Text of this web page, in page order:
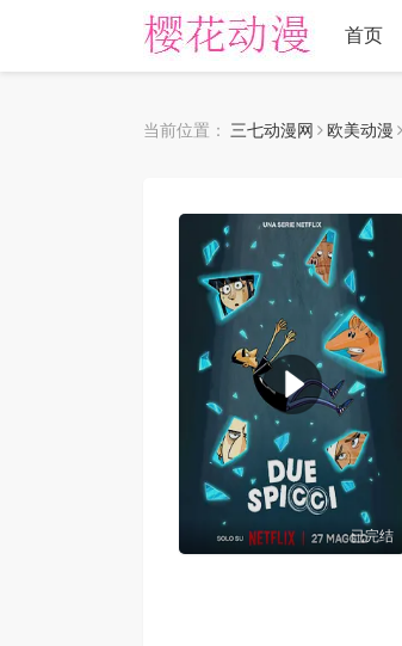
首页
当前位置： 三七动漫网 欧美动漫
已完结